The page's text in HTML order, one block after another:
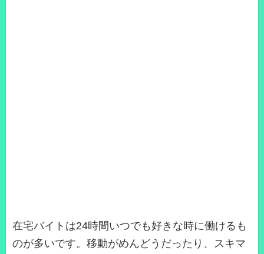
在宅バイトは24時間いつでも好きな時に働けるも
のが多いです。移動がめんどうだったり、スキマ